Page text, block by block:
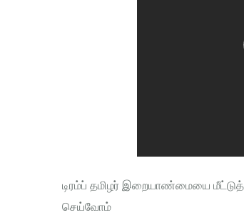
டிரம்ப் தமிழர் இறையாண்மையை
செய்வோம்